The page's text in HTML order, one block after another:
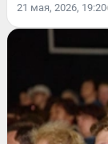
21 мая, 2026, 19:20